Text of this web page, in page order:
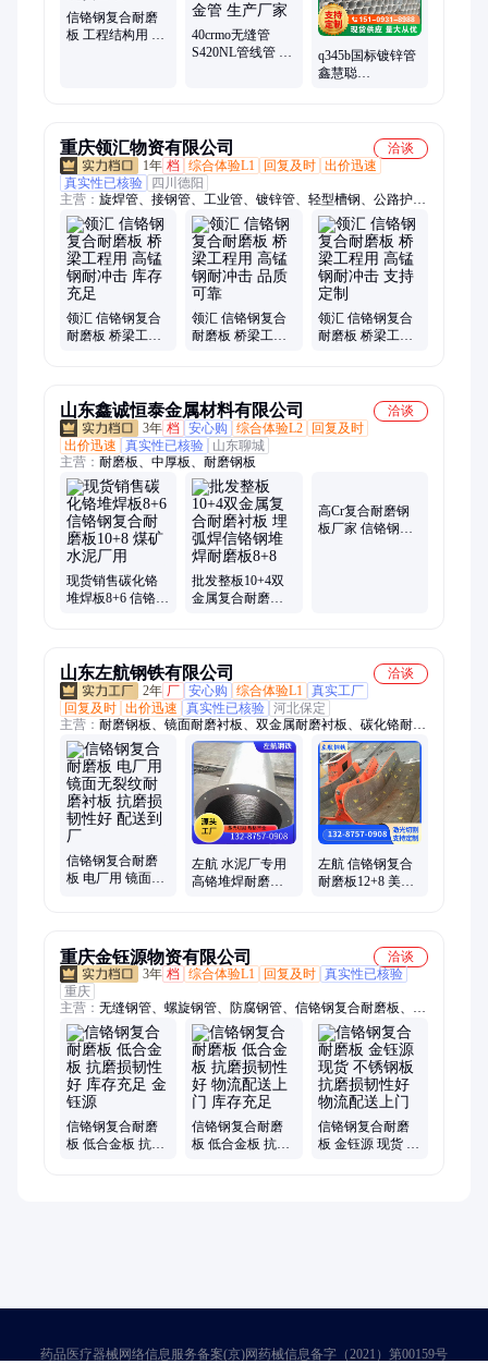
信铬钢复合耐磨
板 工程结构用 坚
40crmo无缝管
S420NL管线管 鑫
q345b国标镀锌管
鑫慧聪
重庆领汇物资有限公司
洽谈
1年 档 综合体验L1 回复及时 出价迅速
真实性已核验
四川德阳
主营： 旋焊管、接钢管、工业管、镀锌管、轻型槽钢、公路护
栏、冷拔焊管、锈钢槽钢、门窗框架、焊缝钢管、精密焊管、稳
定轨道、汽车焊管、冷轧焊管、轨道结构、管道焊接、直缝焊
管、槽钢支护、槽钢型材、镀锌槽钢、国标槽钢、等边角钢、螺
旋钢管、欧标槽钢、镀锌角钢
领汇 信铬钢复合
耐磨板 桥梁工程
领汇 信铬钢复合
耐磨板 桥梁工程
领汇 信铬钢复合
耐磨板 桥梁工程
山东鑫诚恒泰金属材料有限公司
洽谈
3年 档 安心购 综合体验L2
回复及时
出价迅速
真实性已核验
山东聊城
主营： 耐磨板、中厚板、耐磨钢板
现货销售碳化铬
堆焊板8+6 信铬钢
批发整板10+4双
金属复合耐磨衬
高Cr复合耐磨钢
板厂家 信铬钢
山东左航钢铁有限公司
洽谈
2年 厂 安心购 综合体验L1 真实工厂
回复及时 出价迅速 真实性已核验 河北保定
主营： 耐磨钢板、镜面耐磨衬板、双金属耐磨衬板、碳化铬耐磨
板、双金属复合衬板、陶瓷耐磨板、无磁钢板、高强钢板、堆焊
耐磨管、防弹钢板、容器钢板、锅炉板、汽车大梁钢板
信铬钢复合耐磨
板 电厂用 镜面无
左航 水泥厂专用
高铬堆焊耐磨钢
左航 信铬钢复合
耐磨板12+8 美标
重庆金钰源物资有限公司
洽谈
3年 档 综合体验L1 回复及时 真实性已核验
重庆
主营： 无缝钢管、螺旋钢管、防腐钢管、信铬钢复合耐磨板、涂
塑钢管、3PE防腐钢管、镀锌钢管、方矩管、焊接钢管、球墨铸
铁管、内涂塑外聚乙烯防腐钢管、角钢、槽钢、工字钢、H型
钢、耐磨钢板、耐候钢板
信铬钢复合耐磨
板 低合金板 抗磨
信铬钢复合耐磨
板 低合金板 抗磨
信铬钢复合耐磨
板 金钰源 现货 不
药品医疗器械网络信息服务备案(京)网药械信息备字（2021）第00159号